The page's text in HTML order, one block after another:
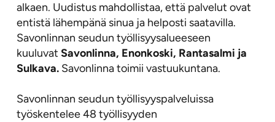
alkaen. Uudistus mahdollistaa, että palvelut ovat
entistä lähempänä sinua ja helposti saatavilla.
Savonlinnan seudun työllisyysalueeseen
kuuluvat Savonlinna, Enonkoski, Rantasalmi ja
Sulkava. Savonlinna toimii vastuukuntana.
Savonlinnan seudun työllisyyspalveluissa
työskentelee 48 työllisyyden